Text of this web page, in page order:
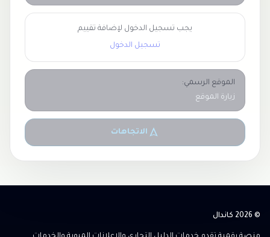
يجب تسجيل الدخول لإضافة تقييم
تسجيل الدخول
الموقع الرسمي:
زيارة الموقع
الاتجاهات
© 2026 كاندال